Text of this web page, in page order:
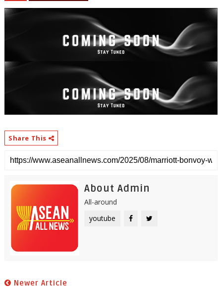
Share This
About Admin
All-around
youtube
Newer Article